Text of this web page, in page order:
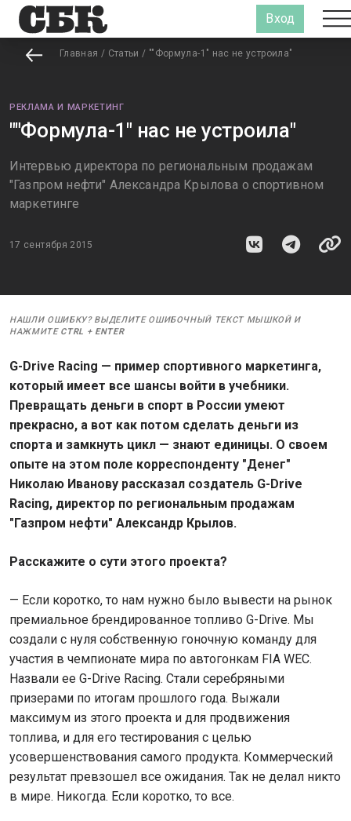
Вход
Главная / Статьи / ""Формула-1" нас не устроила"
РЕКЛАМА И МАРКЕТИНГ
""Формула-1" нас не устроила"
Интервью директора по региональным продажам
"Газпром нефти" Александра Крылова о спортивном
маркетинге
17 сентября 2015
НАШЛИ ОШИБКУ? ВЫДЕЛИТЕ ОШИБОЧНЫЙ ТЕКСТ МЫШКОЙ И
НАЖМИТЕ CTRL + ENTER
G-Drive Racing — пример спортивного маркетинга,
который имеет все шансы войти в учебники.
Превращать деньги в спорт в России умеют
прекрасно, а вот как потом сделать деньги из
спорта и замкнуть цикл — знают единицы. О своем
опыте на этом поле корреспонденту "Денег"
Николаю Иванову рассказал создатель G-Drive
Racing, директор по региональным продажам
"Газпром нефти" Александр Крылов.
Расскажите о сути этого проекта?
— Если коротко, то нам нужно было вывести на рынок
премиальное брендированное топливо G-Drive. Мы
создали с нуля собственную гоночную команду для
участия в чемпионате мира по автогонкам FIA WEC.
Назвали ее G-Drive Racing. Стали серебряными
призерами по итогам прошлого года. Выжали
максимум из этого проекта и для продвижения
топлива, и для его тестирования с целью
усовершенствования самого продукта. Коммерческий
результат превзошел все ожидания. Так не делал никто
в мире. Никогда. Если коротко, то все.